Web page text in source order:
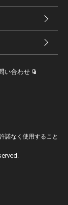
い合わせ
諾なく使用すること